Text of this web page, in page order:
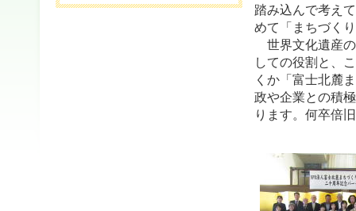
踏み込んで考え
めて「まちづく
世界文化遺産の
しての役割と、
くか「富士北麓
政や企業との積
ります。何卒倍